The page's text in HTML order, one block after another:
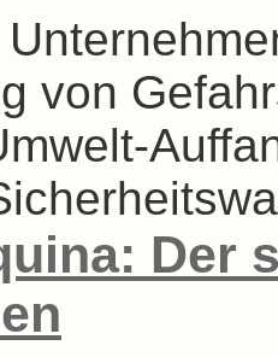
von
Der